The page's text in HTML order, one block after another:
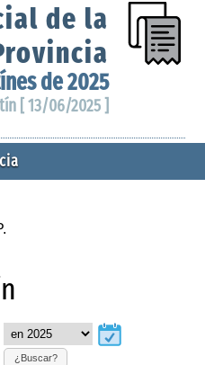
de la
de 2025
[ 13/06/2025 ]
¿Buscar?